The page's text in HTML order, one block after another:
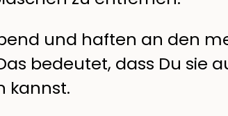
und haften an den
bedeutet, dass Du sie
kannst.